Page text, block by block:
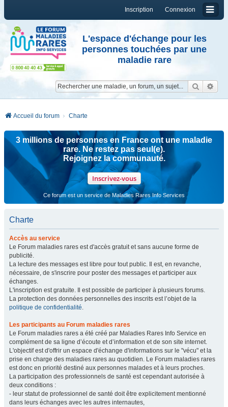
Connexion
Inscription
L'espace d'échange pour les
personnes touchées par une
maladie rare
Accueil du forum Charte
3 millions de personnes en France ont une maladie
rare. Ne restez pas seul(e).
Rejoignez la communauté.
Inscrivez-vous
Ce forum est un service de Maladies Rares Info Services
Charte
Accès au service
Le Forum maladies rares est d'accès gratuit et sans aucune forme de
publicité.
La lecture des messages est libre pour tout public. Il est, en revanche,
nécessaire, de s'inscrire pour poster des messages et participer aux
échanges.
L'inscription est gratuite. Il est possible de participer à plusieurs forums.
La protection des données personnelles des inscrits est l’objet de la
politique de confidentialité.
Les participants au Forum maladies rares
Le Forum maladies rares a été créé par Maladies Rares Info Service en
complément de sa ligne d’écoute et d’information et de son site internet.
L'objectif est d'offrir un espace d'échange d'informations sur le "vécu" et la
prise en charge des maladies rares au quotidien. Le Forum maladies rares
est donc en priorité destiné aux personnes malades et à leurs proches.
La participation des professionnels de santé est cependant autorisée à
deux conditions :
- leur statut de professionnel de santé doit être explicitement mentionné
dans leurs échanges avec les autres internautes,